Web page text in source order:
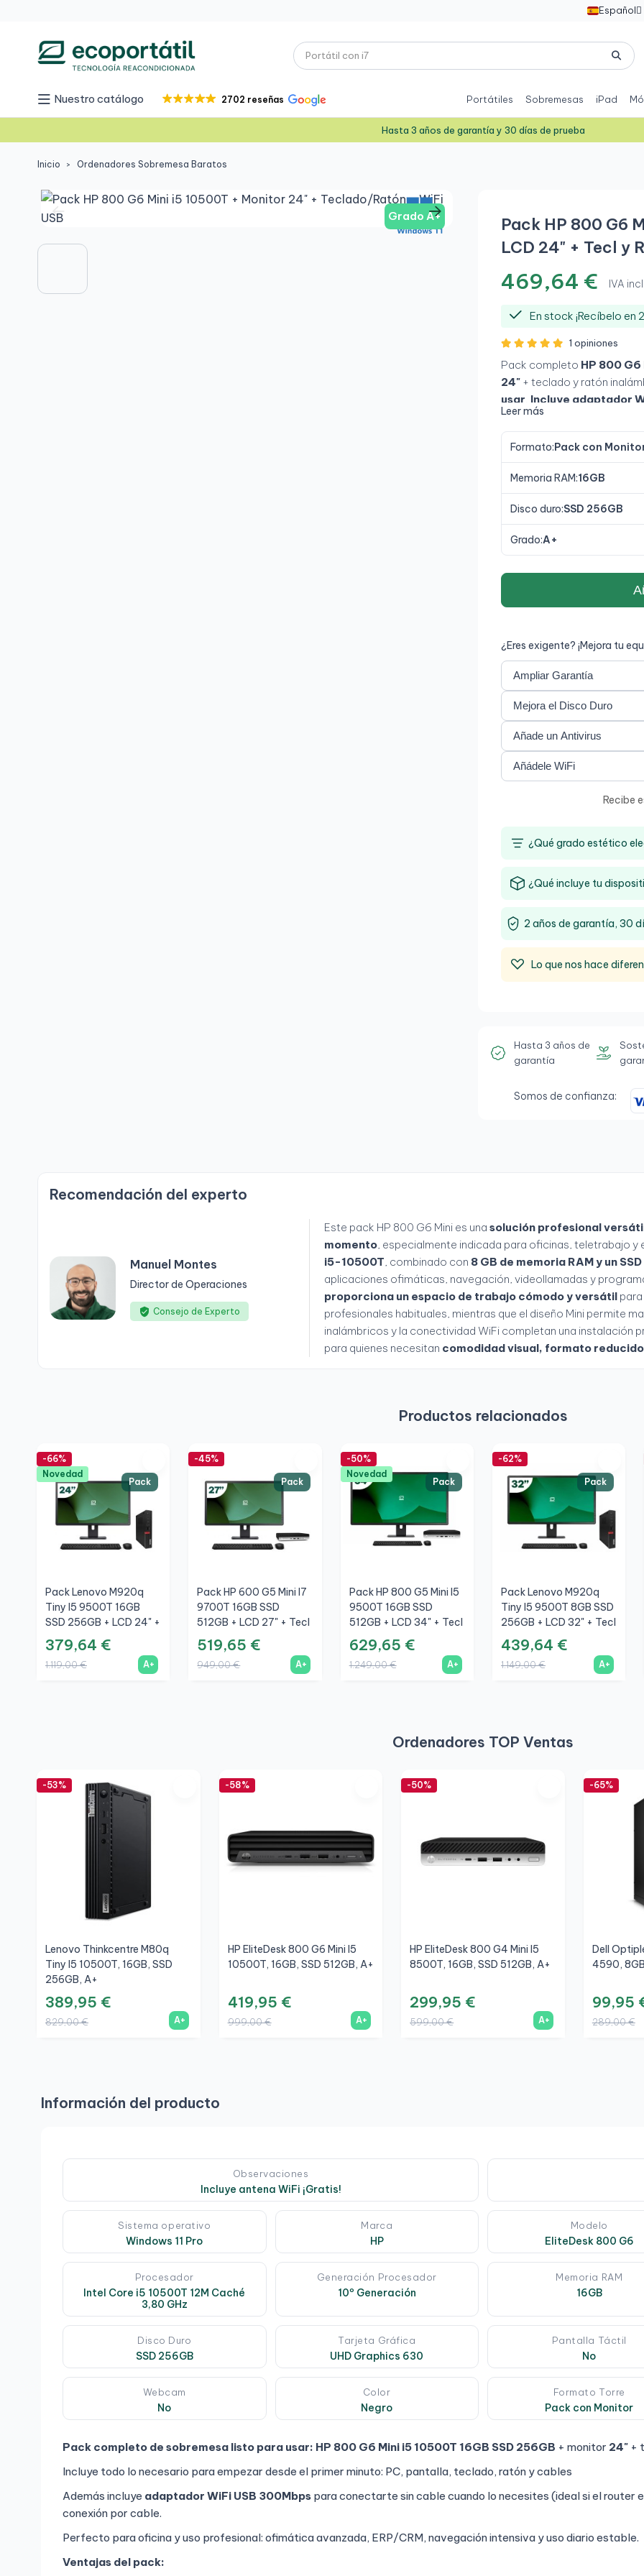
Español 
Nuestro catálogo 2702 reseñas Portátiles Sobremesas iPad
Hasta 3 años de garantía y 30 días de prueba
Inicio Ordenadores Sobremesa Baratos
Grado A+
Pack HP 800 G6
LCD 24" + Tecl y
469,64 € IVA
En stock ¡Recíbelo en
1 opiniones
Pack completo HP 800 G6
24"+ teclado y ratón
usar Incluye adaptador
Leer más
Formato:Pack con
Memoria RAM:16GB
Disco duro:SSD 256GB
Grado:A+
¿Eres exigente? ¡Mejora tu
Recibe
¿Qué grado estético
¿Qué incluye tu
2 años de garantía, 30
Lo que nos hace
Hasta 3 años de
garantía
Somos de confianza:
Recomendación del experto
Manuel Montes
Director de Operaciones
Consejo de Experto
Este pack HP 800 G6 Mini es una solución profesional
momento, especialmente indicada para oficinas, teletrabajo
i5-10500T, combinado con 8 GB de memoria RAM y un
aplicaciones ofimáticas, navegación, videollamadas y
proporciona un espacio de trabajo cómodo y versátilpara
profesionales habituales, mientras que el diseño Mini permite
inalámbricos y la conectividad WiFi completan una instalación
para quienes necesitan comodidad visual, formato
Productos relacionados
Pack
-66%
Novedad
Pack Lenovo M920q
Tiny I5 9500T 16GB
SSD 256GB + LCD 24" +
Tecl Y Ratón
Inalámbrico + WiFi
379,64 €
1.119,00 € A+
Pack
-45%
Pack HP 600 G5 Mini I7
9700T 16GB SSD
512GB + LCD 27" + Tecl
Y Ratón Inalámbrico +
WiFi
519,65 €
949,00 € A+
Pack
-50%
Novedad
Pack HP 800 G5 Mini I5
9500T 16GB SSD
512GB + LCD 34" + Tecl
Y Ratón Inalámbrico +
WiFi
629,65 €
1.249,00 € A+
Pack
-62%
Pack Lenovo M920q
Tiny I5 9500T 8GB SSD
256GB + LCD 32" + Tecl
Y Ratón Inalámbrico +
WiFi
439,64 €
1.149,00 € A+
Ordenadores TOP Ventas
-53%
Lenovo Thinkcentre M80q
Tiny I5 10500T, 16GB, SSD
256GB, A+
389,95 €
829,00 € A+
-58%
HP EliteDesk 800 G6 Mini I5
10500T, 16GB, SSD 512GB, A+
419,95 €
999,00 € A+
-50%
HP EliteDesk 800 G4 Mini I5
8500T, 16GB, SSD 512GB, A+
299,95 €
599,00 € A+
-65%
Dell
4590,
99,95
289,00 €
Información del producto
Observaciones
Incluye antena WiFi ¡Gratis!
Sistema operativo
Windows 11 Pro
Marca
HP
Modelo
EliteDesk 800 G6
Procesador
Intel Core i5 10500T 12M Caché
3,80 GHz
Generación Procesador
10º Generación
Memoria RAM
16GB
Disco Duro
SSD 256GB
Tarjeta Gráfica
UHD Graphics 630
Pantalla Táctil
No
Webcam
No
Color
Negro
Formato Torre
Pack con Monitor
Pack completo de sobremesa listo para usar: HP 800 G6 Mini i5 10500T 16GB SSD 256GB + monitor 24" +
Incluye todo lo necesario para empezar desde el primer minuto: PC, pantalla, teclado, ratón y cables
Además incluye adaptador WiFi USB 300Mbps para conectarte sin cable cuando lo necesites (ideal si el router
conexión por cable.
Perfecto para oficina y uso profesional: ofimática avanzada, ERP/CRM, navegación intensiva y uso diario estable.
Ventajas del pack: